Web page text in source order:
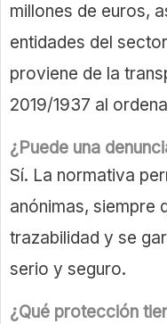
millones de euros,
entidades del
proviene de la
2019/1937 al
¿Puede una
Sí. La normativa
anónimas, siempre
trazabilidad y se
serio y seguro.
¿Qué protección